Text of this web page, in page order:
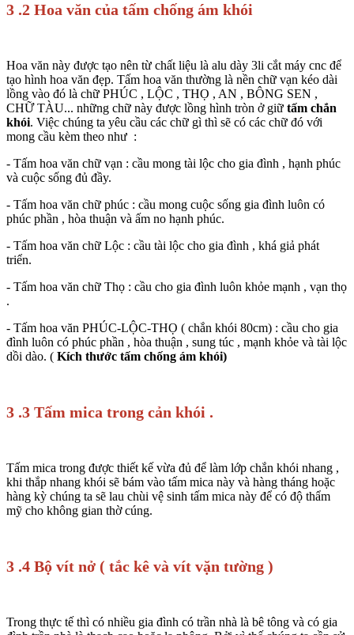
3 .2 Hoa văn của tấm chống ám khói
Hoa văn này được tạo nên từ chất liệu là alu dày 3li cắt máy cnc để
tạo hình hoa văn đẹp. Tấm hoa văn thường là nền chữ vạn kéo dài
lồng vào đó là chữ PHÚC , LỘC , THỌ , AN , BÔNG SEN ,
CHỮ TÀU... những chữ này được lồng hình tròn ở giữ tấm chắn
khói. Việc chúng ta yêu cầu các chữ gì thì sẽ có các chữ đó với
mong cầu kèm theo như :
- Tấm hoa văn chữ vạn : cầu mong tài lộc cho gia đình , hạnh phúc
và cuộc sống đủ đầy.
- Tấm hoa văn chữ phúc : cầu mong cuộc sống gia đình luôn có
phúc phần , hòa thuận và ấm no hạnh phúc.
- Tấm hoa văn chữ Lộc : cầu tài lộc cho gia đình , khá giả phát
triển.
- Tấm hoa văn chữ Thọ : cầu cho gia đình luôn khỏe mạnh , vạn thọ
.
- Tấm hoa văn PHÚC-LỘC-THỌ ( chắn khói 80cm) : cầu cho gia
đình luôn có phúc phần , hòa thuận , sung túc , mạnh khỏe và tài lộc
dồi dào. ( Kích thước tấm chống ám khói)
3 .3 Tấm mica trong cản khói .
Tấm mica trong được thiết kế vừa đủ để làm lớp chắn khói nhang ,
khi thắp nhang khói sẽ bám vào tấm mica này và hàng tháng hoặc
hàng kỳ chúng ta sẽ lau chùi vệ sinh tấm mica này để có độ thẩm
mỹ cho không gian thờ cúng.
3 .4 Bộ vít nở ( tắc kê và vít vặn tường )
Trong thực tế thì có nhiều gia đình có trần nhà là bê tông và có gia